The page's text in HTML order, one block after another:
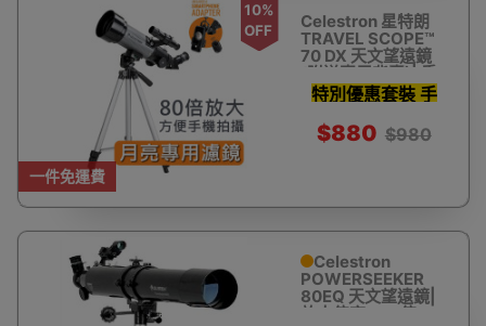
一件免運費
10%
OFF
Celestron 星特朗
TRAVEL SCOPE™
70 DX 天文望遠鏡
(附送專用背囊)| 香
港行貨
特別優惠套裝 手
機影相支架 濾鏡
天文軟件及更多
$880 $980
Celestron
POWERSEEKER
80EQ 天文望遠鏡|
放大倍率 675倍